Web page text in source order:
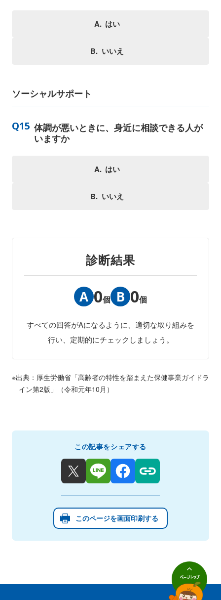
はい
いいえ
ソーシャルサポート
体調が悪いときに、身近に相談できる人が
いますか
はい
いいえ
診断結果
A 0個 B 0個
すべての回答がAになるように、適切な取り組みを
行い、定期的にチェックしましょう。
出典：厚生労働省「高齢者の特性を踏まえた保健事業ガイドラ
イン第2版」（令和元年10月）
このページを画面印刷する
この記事をシェアする